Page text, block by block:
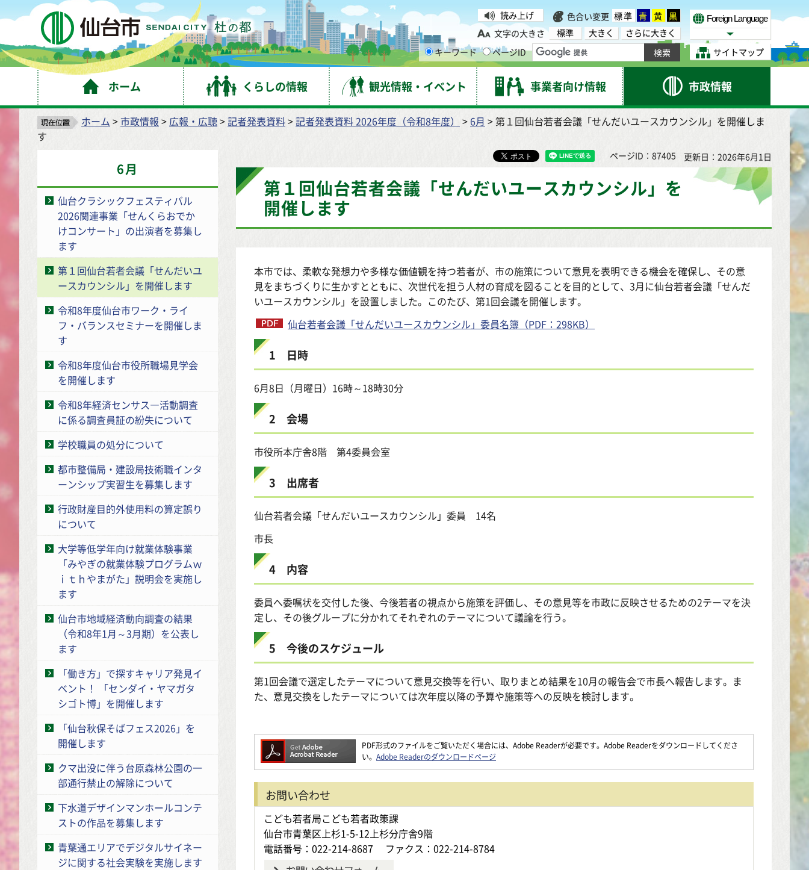
仙台市 読み上げ 色合い変更 標準 青 黄 黒
文字の大きさ
標準 大きく
さらに大きく
キーワード
ページID
Foreign Language
Select Language
サイトマップ
ホーム くらしの情報 観光情報・イベント 事業者向け情報 市政情報
ホーム >市政情報 > 広報・広聴>記者発表資料>記者発表資料 2026年度（令和8年度） > 6月 > 第１回仙台若者会議「せんだいユースカウンシル」を開催しま
す
6月
仙台クラシックフェスティバル
2026関連事業「せんくらおでか
けコンサート」の出演者を募集し
ます
第１回仙台若者会議「せんだいユ
ースカウンシル」を開催します
令和8年度仙台市ワーク・ライ
フ・バランスセミナーを開催しま
す
令和8年度仙台市役所職場見学会
を開催します
令和8年経済センサス―活動調査
に係る調査員証の紛失について
学校職員の処分について
都市整備局・建設局技術職インタ
ーンシップ実習生を募集します
行政財産目的外使用料の算定誤り
について
大学等低学年向け就業体験事業
「みやぎの就業体験プログラムｗ
ｉｔｈやまがた」説明会を実施し
ます
仙台市地域経済動向調査の結果
（令和8年1月～3月期）を公表し
ます
「働き方」で探すキャリア発見イ
ベント！ 「センダイ・ヤマガタ
シゴト博」を開催します
「仙台秋保そばフェス2026」を
開催します
クマ出没に伴う台原森林公園の一
部通行禁止の解除について
下水道デザインマンホールコンテ
ストの作品を募集します
青葉通エリアでデジタルサイネー
ジに関する社会実験を実施します
ページID：87405 更新日：2026年6月1日
第１回仙台若者会議「せんだいユースカウンシル」を
開催します
本市では、柔軟な発想力や多様な価値観を持つ若者が、市の施策について意見を表明できる機会を確保し、その意
見をまちづくりに生かすとともに、次世代を担う人材の育成を図ることを目的として、3月に仙台若者会議「せんだ
いユースカウンシル」を設置しました。このたび、第1回会議を開催します。
仙台若者会議「せんだいユースカウンシル」委員名簿（PDF：298KB）
1 日時
6月8日（月曜日）16時～18時30分
2 会場
市役所本庁舎8階 第4委員会室
3 出席者
仙台若者会議「せんだいユースカウンシル」委員 14名
市長
4 内容
委員へ委嘱状を交付した後、今後若者の視点から施策を評価し、その意見等を市政に反映させるための2テーマを決
定し、その後グループに分かれてそれぞれのテーマについて議論を行う。
5 今後のスケジュール
第1回会議で選定したテーマについて意見交換等を行い、取りまとめ結果を10月の報告会で市長へ報告します。ま
た、意見交換をしたテーマについては次年度以降の予算や施策等への反映を検討します。
PDF形式のファイルをご覧いただく場合には、Adobe Readerが必要です。Adobe Readerをダウンロードしてくださ
い。 Adobe Readerのダウンロードページ
お問い合わせ
こども若者局こども若者政策課
仙台市青葉区上杉1-5-12上杉分庁舎9階
電話番号：022-214-8687
ファクス：022-214-8784